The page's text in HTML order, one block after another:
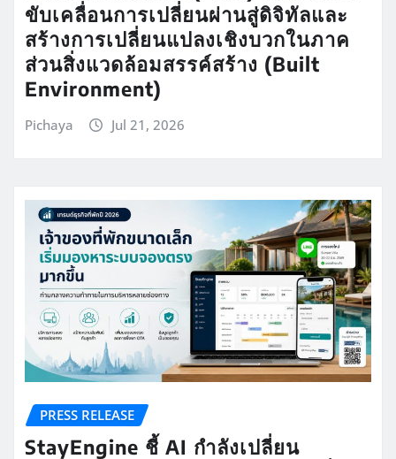
ขับเคลื่อนการเปลี่ยนผ่านสู่ดิจิทัลและ
สร้างการเปลี่ยนแปลงเชิงบวกในภาค
ส่วนสิ่งแวดล้อมสรรค์สร้าง (Built
Environment)
Pichaya Jul 21, 2026
PRESS RELEASE
StayEngine ชี้ AI กำลังเปลี่ยน